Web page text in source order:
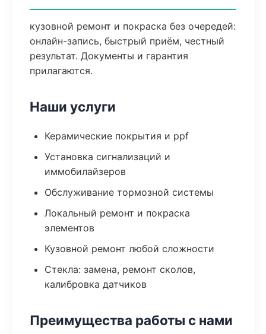
кузовной ремонт и покраска без очередей:
онлайн-запись, быстрый приём, честный
результат. Документы и гарантия
прилагаются.
Наши услуги
Керамические покрытия и ppf
Установка сигнализаций и
иммобилайзеров
Обслуживание тормозной системы
Локальный ремонт и покраска
элементов
Кузовной ремонт любой сложности
Стекла: замена, ремонт сколов,
калибровка датчиков
Преимущества работы с нами